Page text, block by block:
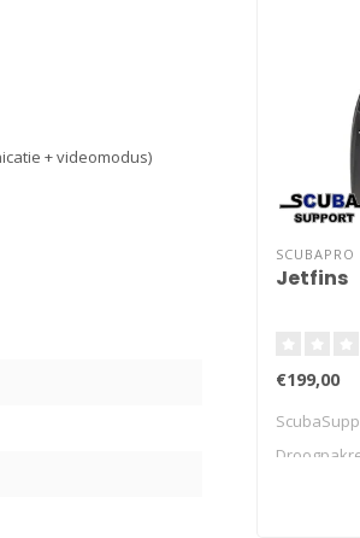
+ videomodus)
SCUBAPRO
Jetfins
€199,00